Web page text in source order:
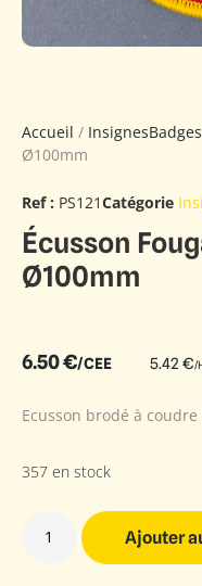
Accueil / InsignesBadges
Ø100mm
Ref : PS121Catégorie
Écusson
Ø100mm
6.50€/CEE 5.42 €/
Ecusson brodé à coudre
357 en stock
Ajouter